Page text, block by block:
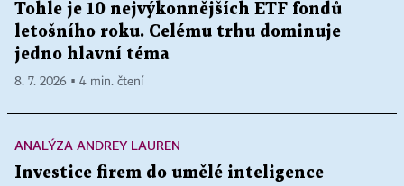
Tohle je 10 nejvýkonnějších ETF fondů
letošního roku. Celému trhu dominuje
jedno hlavní téma
8. 7. 2026 ▪ 4 min. čtení
ANALÝZA ANDREY LAUREN
Investice firem do umělé inteligence